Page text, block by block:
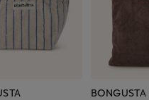
BONGUSTA